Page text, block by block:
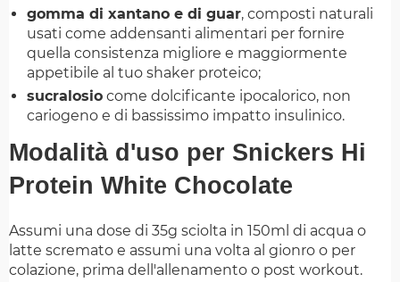
gomma di xantano e di guar, composti naturali
usati come addensanti alimentari per fornire
quella consistenza migliore e maggiormente
appetibile al tuo shaker proteico;
sucralosio come dolcificante ipocalorico, non
cariogeno e di bassissimo impatto insulinico.
Modalità d'uso per Snickers Hi
Protein White Chocolate
Assumi una dose di 35g sciolta in 150ml di acqua o
latte scremato e assumi una volta al gionro o per
colazione, prima dell'allenamento o post workout.